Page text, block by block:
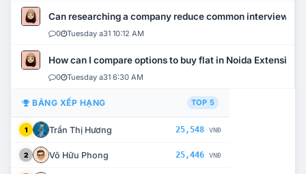
Can researching a company reduce common interview
0 Tuesday a31 10:12 AM
How can I compare options to buy flat in Noida Extension?
0 Tuesday a31 6:30 AM
BẢNG XẾP HẠNG TOP 5
1 Trần Thị Hương 25,548 VNĐ
2 Võ Hữu Phong 25,446 VNĐ